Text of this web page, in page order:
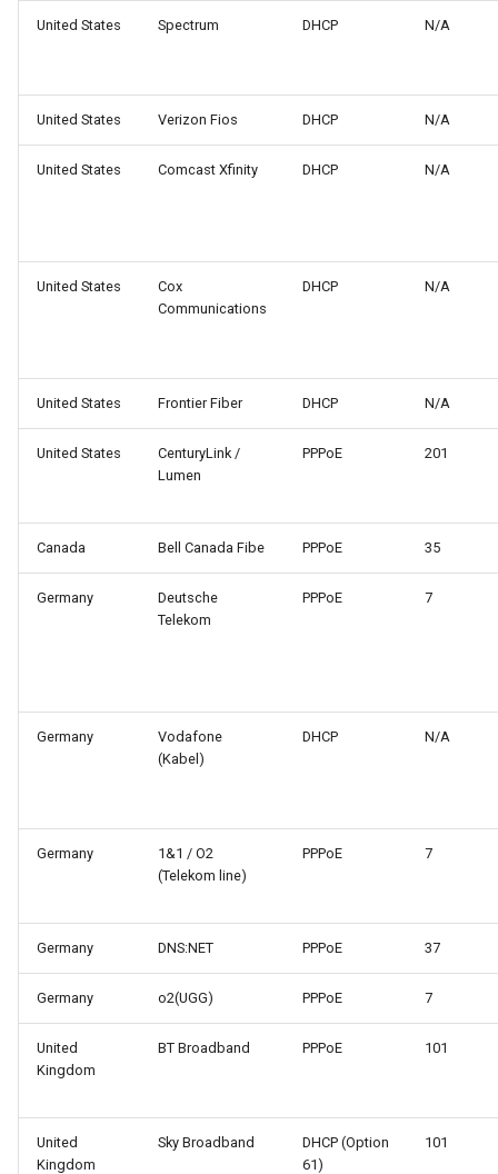
United States Spectrum DHCP N/A
United States Verizon Fios DHCP N/A
United States Comcast Xfinity DHCP N/A
United States
Cox
Communications
DHCP N/A
United States Frontier Fiber DHCP N/A
United States
CenturyLink /
Lumen
PPPoE 201
Canada Bell Canada Fibe PPPoE 35
Germany
Deutsche
Telekom
PPPoE 7
Germany
Vodafone
(Kabel)
DHCP N/A
Germany
1&1 / O2
(Telekom line)
PPPoE 7
Germany DNS:NET PPPoE 37
Germany o2(UGG) PPPoE 7
United
Kingdom
BT Broadband PPPoE 101
United
Kingdom
Sky Broadband
DHCP (Option
61)
101